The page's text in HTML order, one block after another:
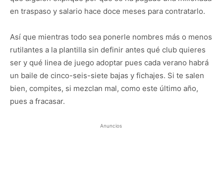
en traspaso y salario hace doce meses para contratarlo.
Así que mientras todo sea ponerle nombres más o menos
rutilantes a la plantilla sin definir antes qué club quieres
ser y qué linea de juego adoptar pues cada verano habrá
un baile de cinco-seis-siete bajas y fichajes. Si te salen
bien, compites, si mezclan mal, como este último año,
pues a fracasar.
Anuncios